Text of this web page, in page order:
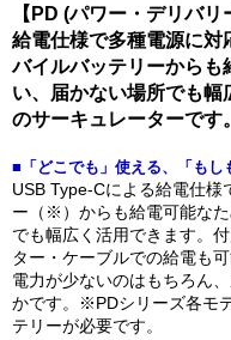
【PD (パワー・デリバ
給電仕様で多種電源に対
バイルバッテリーからも
い、届かない場所でも
のサーキュレーターです。
■「どこでも」使える、「も
USB Type-Cによる給電仕様
ー（※）からも給電可能な
でも幅広く活用できます。
ター・ケーブルでの給電も
電力が少ないのはもちろん
かです。※PDシリーズ各モ
テリーが必要です。